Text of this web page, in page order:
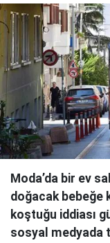
Moda’da bir ev
doğacak bebeğe
koştuğu iddiası
sosyal medyada